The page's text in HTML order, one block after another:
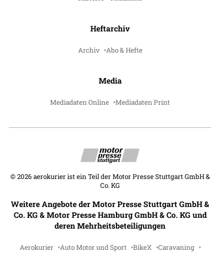
Heftarchiv
Archiv Abo & Hefte
Media
Mediadaten Online Mediadaten Print
© 2026 aerokurier ist ein Teil der Motor Presse Stuttgart GmbH &
Co. KG
Weitere Angebote der Motor Presse Stuttgart GmbH &
Co. KG & Motor Presse Hamburg GmbH & Co. KG und
deren Mehrheitsbeteiligungen
Aerokurier Auto Motor und Sport BikeX Caravaning